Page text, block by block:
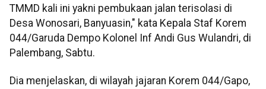
TMMD kali ini yakni pembukaan jalan terisolasi di
Desa Wonosari, Banyuasin," kata Kepala Staf Korem
044/Garuda Dempo Kolonel Inf Andi Gus Wulandri, di
Palembang, Sabtu.
Dia menjelaskan, di wilayah jajaran Korem 044/Gapo,